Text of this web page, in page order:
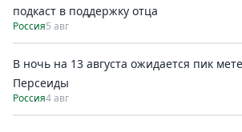
подкаст в поддержку отца
Россия5 авг
В ночь на 13 августа ожидается пик
Персеиды
Россия4 авг